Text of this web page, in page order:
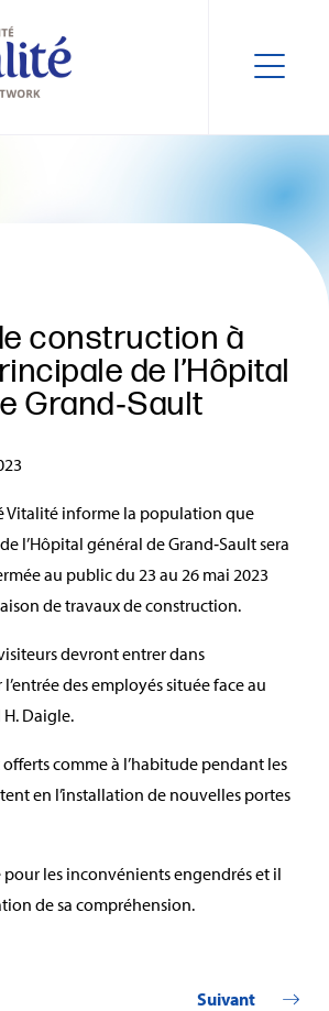
construction à
de l’Hôpital
Grand‑Sault
Vitalité informe la population que
l’Hôpital général de Grand‑Sault sera
au public du 23 au 26 mai 2023
de travaux de construction.
devront entrer dans
des employés située face au
Daigle.
offerts comme à l’habitude pendant les
en l’installation de nouvelles portes
pour les inconvénients engendrés et il
de sa compréhension.
Suivant